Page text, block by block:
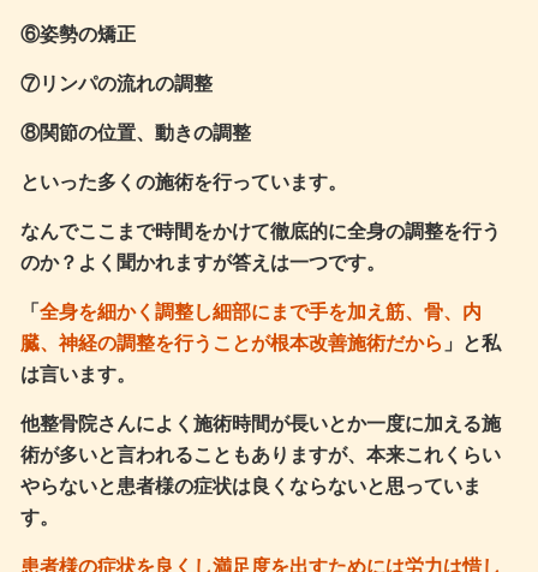
⑥姿勢の矯正
⑦リンパの流れの調整
⑧関節の位置、動きの調整
といった多くの施術を行っています。
なんでここまで時間をかけて徹底的に全身の調整を行う
のか？よく聞かれますが答えは一つです。
「全身を細かく調整し細部にまで手を加え筋、骨、内
臓、神経の調整を行うことが根本改善施術だから 」と私
は言います。
他整骨院さんによく施術時間が長いとか一度に加える施
術が多いと言われることもありますが、本来これくらい
やらないと患者様の症状は良くならないと思っていま
す。
患者様の症状を良くし満足度を出すためには労力は惜し